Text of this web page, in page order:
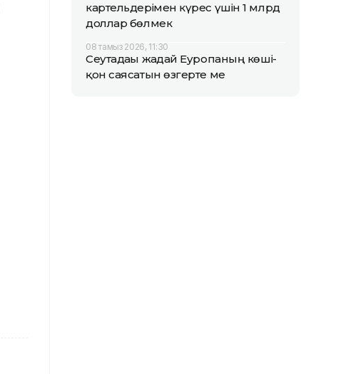
картельдерімен күрес үшін 1 млрд
доллар бөлмек
08 тамыз 2026, 11:30
Сеутадағы жағдай Еуропаның көші-
қон саясатын өзгерте ме